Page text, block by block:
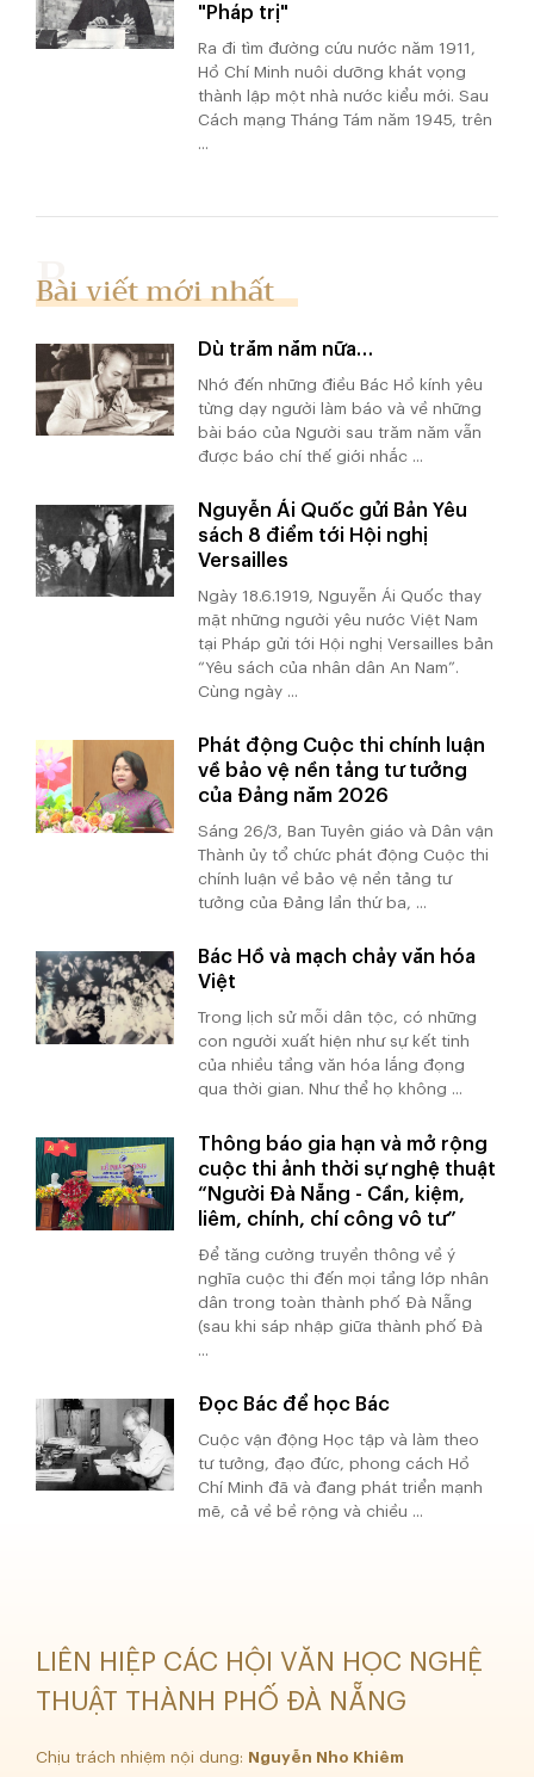
"Pháp trị"
Ra đi tìm đường cứu nước năm 1911,
Hồ Chí Minh nuôi dưỡng khát vọng
thành lập một nhà nước kiểu mới. Sau
Cách mạng Tháng Tám năm 1945, trên
Bài viết mới nhất
Dù trăm năm nữa…
Nhớ đến những điều Bác Hồ kính yêu
từng dạy người làm báo và về những
bài báo của Người sau trăm năm vẫn
được báo chí thế giới nhắc ...
Nguyễn Ái Quốc gửi Bản Yêu
sách 8 điểm tới Hội nghị
Versailles
Ngày 18.6.1919, Nguyễn Ái Quốc thay
mặt những người yêu nước Việt Nam
tại Pháp gửi tới Hội nghị Versailles bản
“Yêu sách của nhân dân An Nam”.
Cùng ngày ...
Phát động Cuộc thi chính luận
về bảo vệ nền tảng tư tưởng
của Đảng năm 2026
Sáng 26/3, Ban Tuyên giáo và Dân vận
Thành ủy tổ chức phát động Cuộc thi
chính luận về bảo vệ nền tảng tư
tưởng của Đảng lần thứ ba, ...
Bác Hồ và mạch chảy văn hóa
Việt
Trong lịch sử mỗi dân tộc, có những
con người xuất hiện như sự kết tinh
của nhiều tầng văn hóa lắng đọng
qua thời gian. Như thể họ không ...
Thông báo gia hạn và mở rộng
cuộc thi ảnh thời sự nghệ thuật
“Người Đà Nẵng - Cần, kiệm,
liêm, chính, chí công vô tư”
Để tăng cường truyền thông về ý
nghĩa cuộc thi đến mọi tầng lớp nhân
dân trong toàn thành phố Đà Nẵng
(sau khi sáp nhập giữa thành phố Đà
...
Đọc Bác để học Bác
Cuộc vận động Học tập và làm theo
tư tưởng, đạo đức, phong cách Hồ
Chí Minh đã và đang phát triển mạnh
mẽ, cả về bề rộng và chiều ...
LIÊN HIỆP CÁC HỘI VĂN HỌC NGHỆ
THUẬT THÀNH PHỐ ĐÀ NẴNG
Chịu trách nhiệm nội dung: Nguyễn Nho Khiêm